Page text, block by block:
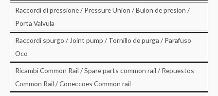
Raccordi di pressione / Pressure Union / Bulon de presion /
Porta Valvula
Raccordi spurgo / Joint pump / Tornillo de purga / Parafuso
Oco
Ricambi Common Rail / Spare parts common rail / Repuestos
Common Rail / Coneccoes Common rail